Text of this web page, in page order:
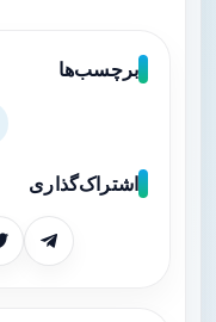
برچسب‌ها
اشتراک‌گذاری